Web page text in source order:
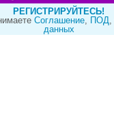
РЕГИСТРИРУЙТЕСЬ!
Cоглашение, ПОД,
данных